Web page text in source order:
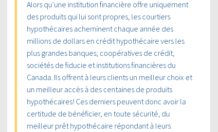
Alors qu’une institution financière offre uniquement
des produits qui lui sont propres, les courtiers
hypothécaires acheminent chaque année des
millions de dollars en crédit hypothécaire vers les
plus grandes banques, coopératives de crédit,
sociétés de fiducie et institutions financières du
Canada. Ils offrent à leurs clients un meilleur choix et
un meilleur accès à des centaines de produits
hypothécaires! Ces derniers peuvent donc avoir la
certitude de bénéficier, en toute sécurité, du
meilleur prêt hypothécaire répondant à leurs